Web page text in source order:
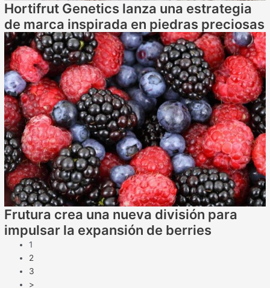
Hortifrut Genetics lanza una estrategia
de marca inspirada en piedras preciosas
Frutura crea una nueva división para
impulsar la expansión de berries
1
2
3
>